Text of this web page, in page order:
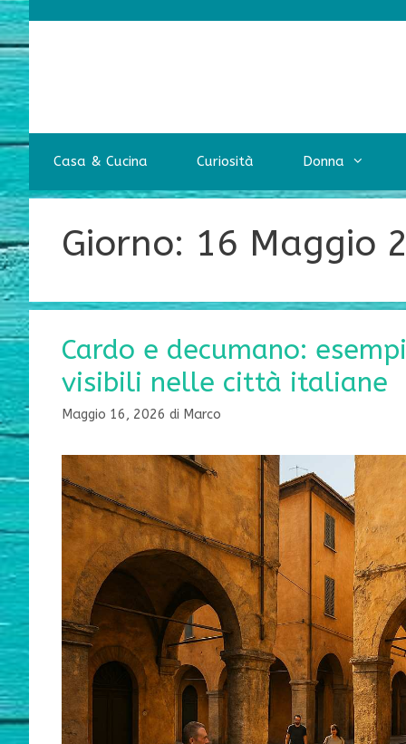
Vai
al
contenuto
Casa & Cucina Curiosità Donna
Giorno: 16 Maggio
Cardo e decumano:
visibili nelle città italiane
Maggio 16, 2026 di Marco